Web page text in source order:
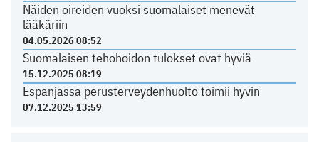
Näiden oireiden vuoksi suomalaiset menevät
lääkäriin
04.05.2026 08:52
Suomalaisen tehohoidon tulokset ovat hyviä
15.12.2025 08:19
Espanjassa perusterveydenhuolto toimii hyvin
07.12.2025 13:59